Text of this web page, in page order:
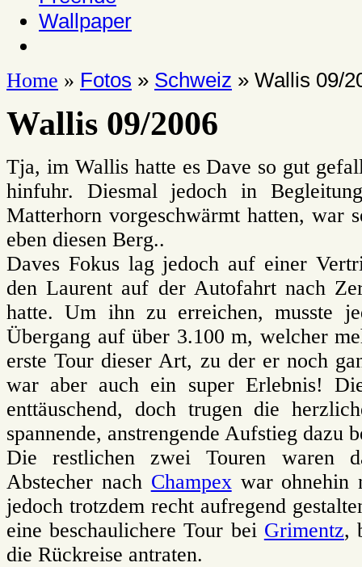
Wallpaper
Home » Fotos » Schweiz » Wallis 09/
Wallis 09/2006
Tja, im Wallis hatte es Dave so gut
hinfuhr. Diesmal jedoch in
Matterhorn vorgeschwärmt hatten, war
eben diesen Berg..
Daves Fokus lag jedoch auf einer
den Laurent auf der Autofahrt nach
hatte. Um ihn zu erreichen, musste
Übergang auf über 3.100 m, welcher
erste Tour dieser Art, zu der er noch
war aber auch ein super Erlebnis!
enttäuschend, doch trugen die
spannende, anstrengende Aufstieg dazu
Die restlichen zwei Touren waren
Abstecher nach Champex war ohnehin
jedoch trotzdem recht aufregend
eine beschaulichere Tour bei Grimentz,
die Rückreise antraten.